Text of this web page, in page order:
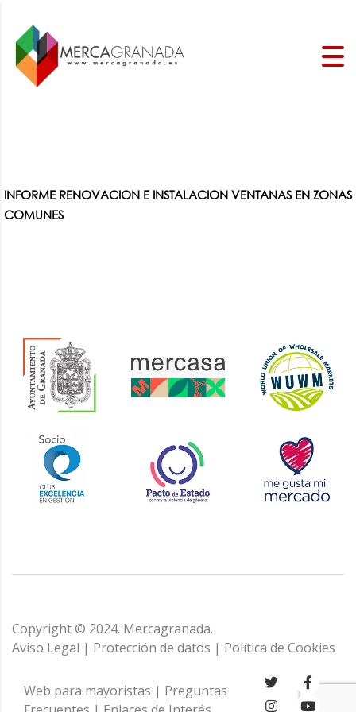
INFORME RENOVACION E INSTALACION VENTANAS EN ZONAS
COMUNES
Copyright © 2024. Mercagranada.
Aviso Legal | Protección de datos | Política de Cookies
Web para mayoristas | Preguntas